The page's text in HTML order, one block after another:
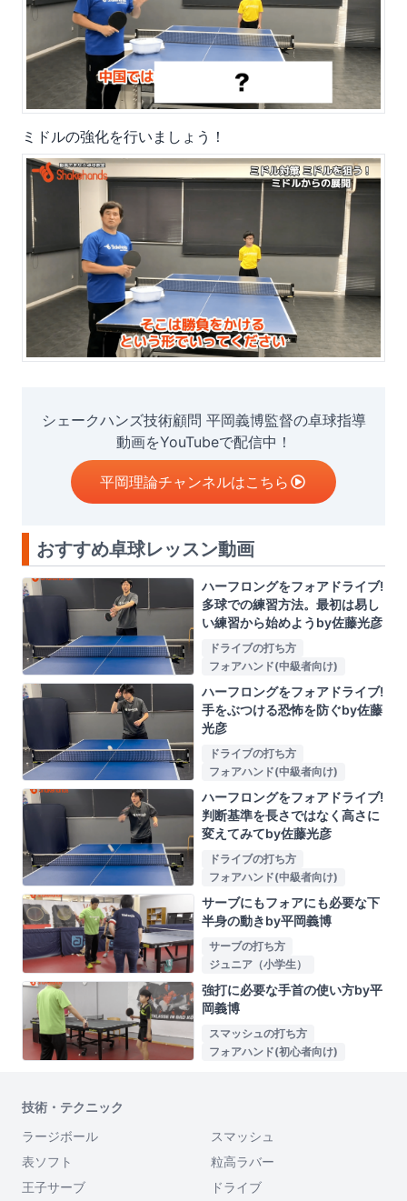
ミドルの強化を行いましょう！
シェークハンズ技術顧問 平岡義博監督の卓球指導
動画をYouTubeで配信中！
平岡理論チャンネルはこちら
おすすめ卓球レッスン動画
ハーフロングをフォアドライブ!
多球での練習方法。最初は易し
い練習から始めようby佐藤光彦
ドライブの打ち方
フォアハンド(中級者向け)
ハーフロングをフォアドライブ!
手をぶつける恐怖を防ぐby佐藤
光彦
ドライブの打ち方
フォアハンド(中級者向け)
ハーフロングをフォアドライブ!
判断基準を長さではなく高さに
変えてみてby佐藤光彦
ドライブの打ち方
フォアハンド(中級者向け)
サーブにもフォアにも必要な下
半身の動きby平岡義博
サーブの打ち方
ジュニア（小学生）
強打に必要な手首の使い方by平
岡義博
スマッシュの打ち方
フォアハンド(初心者向け)
技術・テクニック
ラージボール
スマッシュ
表ソフト
粒高ラバー
王子サーブ
ドライブ